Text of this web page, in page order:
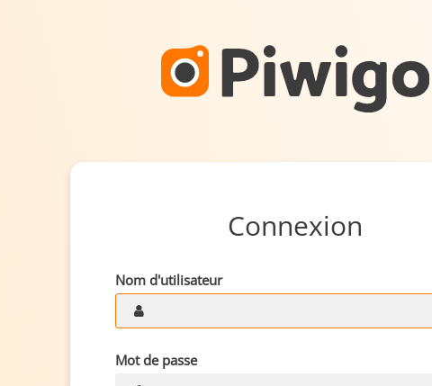
Connexion
Nom d'utilisateur
Mot de passe